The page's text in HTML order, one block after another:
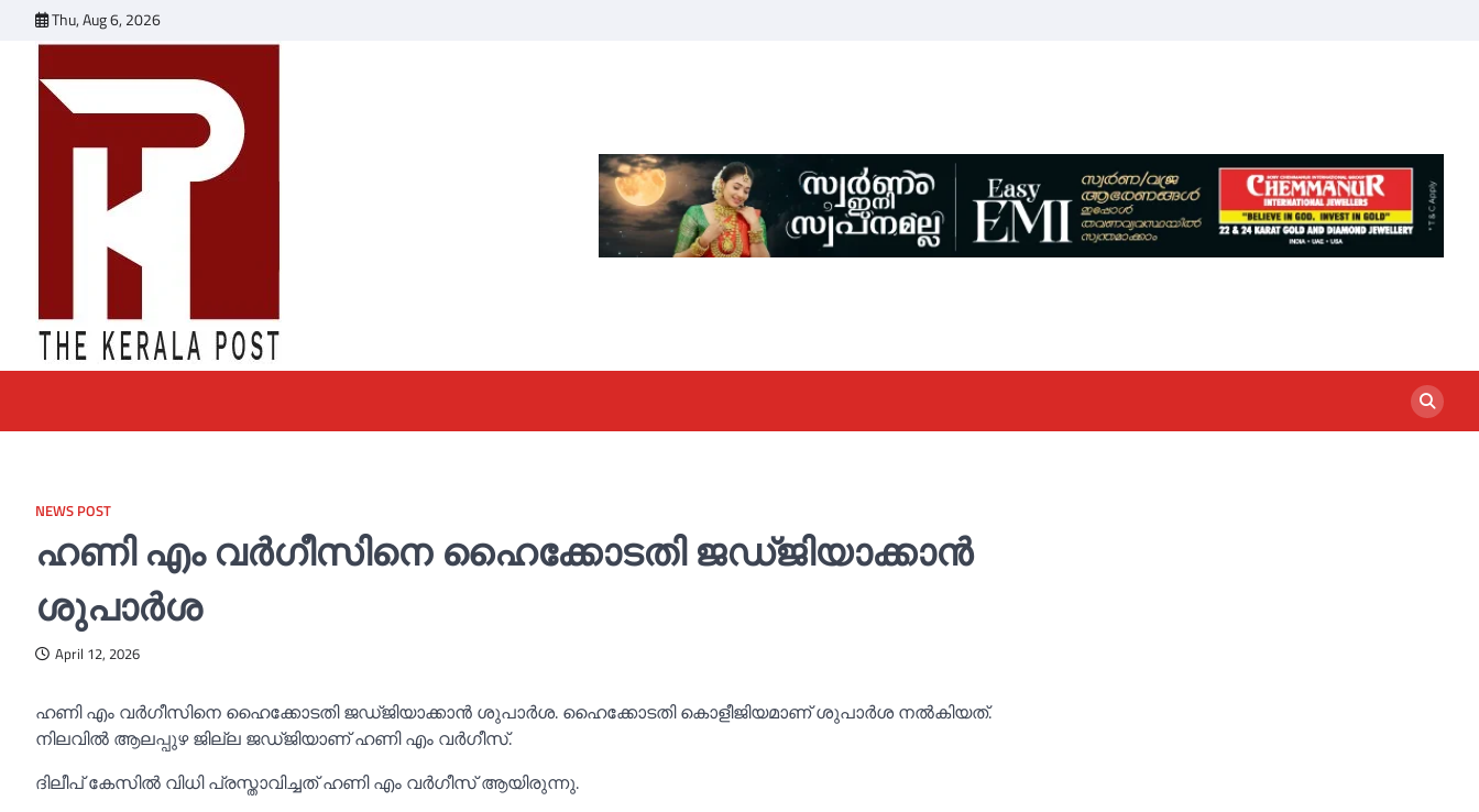
Thu, Aug 6, 2026
NEWS POST
ഹണി എം വര്‍ഗീസിനെ ഹൈക്കോടതി ജഡ്ജിയാക്കാന്‍
ശുപാര്‍ശ
April 12, 2026
ഹണി എം വര്‍ഗീസിനെ ഹൈക്കോടതി ജഡ്ജിയാക്കാന്‍ ശുപാര്‍ശ. ഹൈക്കോടതി കൊളീജിയമാണ് ശുപാര്‍ശ നല്‍കിയത്.
നിലവില്‍ ആലപ്പുഴ ജില്ല ജഡ്ജിയാണ് ഹണി എം വര്‍ഗീസ്.
ദിലീപ് കേസില്‍ വിധി പ്രസ്താവിച്ചത് ഹണി എം വര്‍ഗീസ് ആയിരുന്നു.